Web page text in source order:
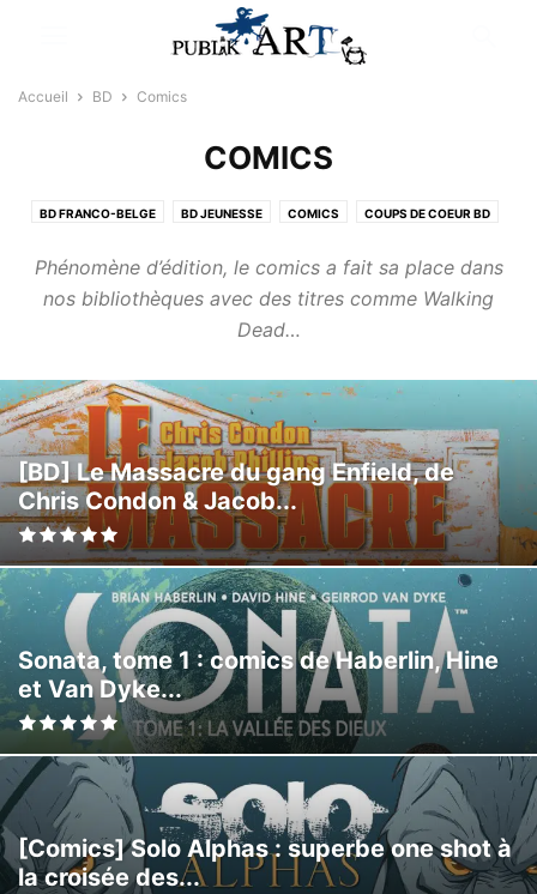
Accueil BD Comics
COMICS
BD FRANCO-BELGE BD JEUNESSE COMICS COUPS DE COEUR BD
Phénomène d’édition, le comics a fait sa place dans
nos bibliothèques avec des titres comme Walking
Dead…
[BD] Le Massacre du gang Enfield, de
Chris Condon & Jacob...
Sonata, tome 1 : comics de Haberlin, Hine
et Van Dyke...
[Comics] Solo Alphas : superbe one shot à
la croisée des...